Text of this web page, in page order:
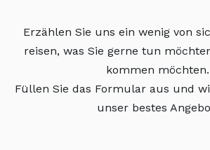
Erzählen Sie uns ein wenig von
reisen, was Sie gerne tun
kommen möchten.
Füllen Sie das Formular aus und
unser bestes